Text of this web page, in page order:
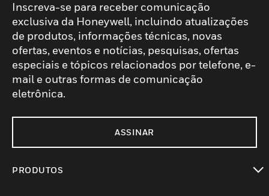
Inscreva-se para receber comunicação
exclusiva da Honeywell, incluindo atualizações
de produtos, informações técnicas, novas
ofertas, eventos e notícias, pesquisas, ofertas
especiais e tópicos relacionados por telefone, e-
mail e outras formas de comunicação
eletrônica.
ASSINAR
PRODUTOS